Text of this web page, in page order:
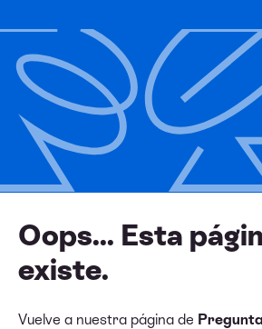
Oops... Esta
existe.
Vuelve a nuestra página de